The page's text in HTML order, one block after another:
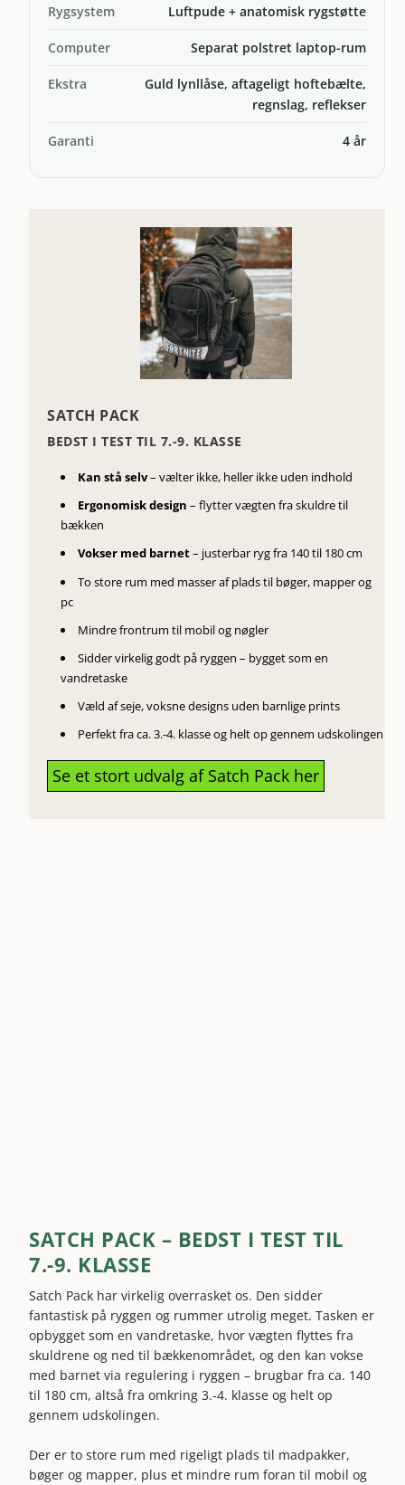
Rygsystem Luftpude + anatomisk rygstøtte
Computer Separat polstret laptop-rum
Ekstra
Guld lynllåse, aftageligt hoftebælte,
regnslag, reflekser
Garanti 4 år
SATCH PACK
BEDST I TEST TIL 7.-9. KLASSE
Kan stå selv– vælter ikke, heller ikke uden indhold
Ergonomisk design – flyttervægten fra skuldretil
bækken
Vokser med barnet– justerbar ryg fra 140til 180 cm
To store rum med masser afplads til bøger, mapper og
pc
Mindre frontrumtil mobil og nøgler
Siddervirkelig godt på ryggen – bygget somen
vandretaske
Væld afseje, voksnedesigns uden barnlige prints
Perfekt fraca. 3.-4. klasse og helt opgennem udskolingen
Se et stort udvalg af Satch Pack her
SATCH PACK – BEDST I TEST TIL
7.-9. KLASSE
Satch Pack har virkelig overrasket os. Den sidder
fantastisk på ryggen og rummer utrolig meget. Tasken er
opbygget som en vandretaske, hvor vægten flyttes fra
skuldrene og ned til bækkenområdet, og den kan vokse
med barnet via regulering i ryggen – brugbar fra ca. 140
til 180 cm, altså fra omkring 3.-4. klasse og helt op
gennem udskolingen.
Der er to store rum med rigeligt plads til madpakker,
bøger og mapper, plus et mindre rum foran til mobil og